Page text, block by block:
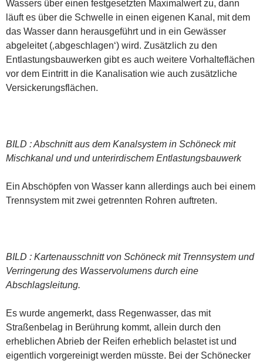
Wassers über einen festgesetzten Maximalwert zu, dann
läuft es über die Schwelle in einen eigenen Kanal, mit dem
das Wasser dann herausgeführt und in ein Gewässer
abgeleitet (‚abgeschlagen‘) wird. Zusätzlich zu den
Entlastungsbauwerken gibt es auch weitere Vorhalteflächen
vor dem Eintritt in die Kanalisation wie auch zusätzliche
Versickerungsflächen.
BILD : Abschnitt aus dem Kanalsystem in Schöneck mit
Mischkanal und und unterirdischem Entlastungsbauwerk
Ein Abschöpfen von Wasser kann allerdings auch bei einem
Trennsystem mit zwei getrennten Rohren auftreten.
BILD : Kartenausschnitt von Schöneck mit Trennsystem und
Verringerung des Wasservolumens durch eine
Abschlagsleitung.
Es wurde angemerkt, dass Regenwasser, das mit
Straßenbelag in Berührung kommt, allein durch den
erheblichen Abrieb der Reifen erheblich belastet ist und
eigentlich vorgereinigt werden müsste. Bei der Schönecker